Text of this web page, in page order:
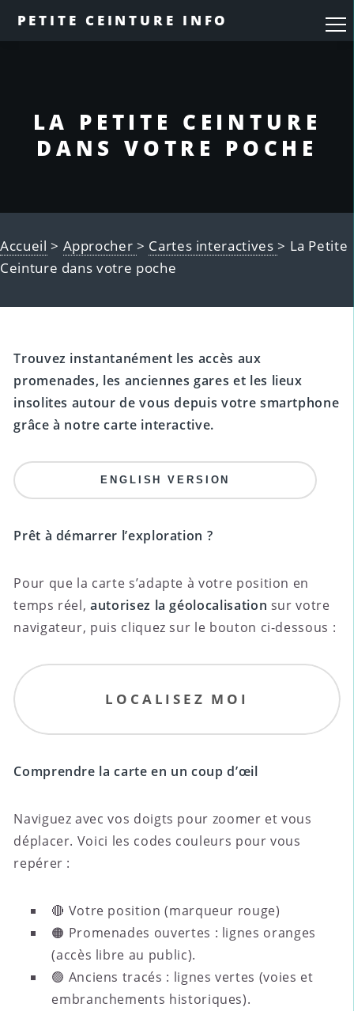
PETITE CEINTURE INFO
LA PETITE CEINTURE
DANS VOTRE POCHE
Accueil > Approcher > Cartes interactives> La Petite
Ceinture dans votre poche
Trouvez instantanément les accès aux
promenades, les anciennes gares et les lieux
insolites autour de vous depuis votre smartphone
grâce à notre carte interactive.
ENGLISH VERSION
Prêt à démarrer l’exploration ?
Pour que la carte s’adapte à votre position en
temps réel,autorisez la géolocalisation sur votre
navigateur, puis cliquez sur le bouton ci-dessous :
Comprendre la carte en un coup d’œil
Naviguez avec vos doigts pour zoomer et vous
déplacer. Voici les codes couleurs pour vous
repérer :
🔴 Votre position (marqueur rouge)
🟠 Promenades ouvertes : lignes oranges
(accès libre au public).
🟢 Anciens tracés : lignes vertes (voies et
embranchements historiques).